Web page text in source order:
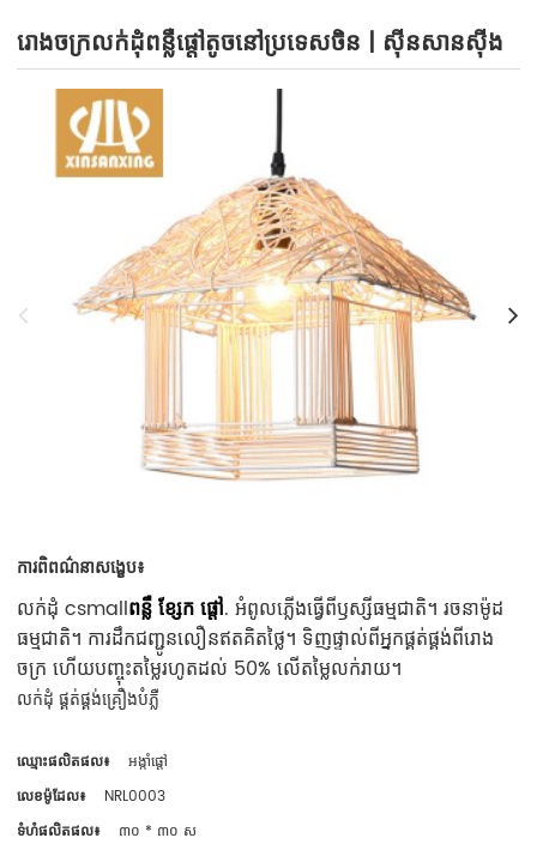
រោង​ចក្រ​លក់​ដុំ​ពន្លឺ​ផ្តៅ​តូច​នៅ​ប្រទេស​ចិន | ស៊ីនសានស៊ីង
ការពិពណ៌នាសង្ខេប៖
លក់ដុំ csmallពន្លឺ ខ្សែក ផ្តៅ. អំពូលភ្លើងធ្វើពីឫស្សីធម្មជាតិ។ រចនាម៉ូដ
ធម្មជាតិ។ ការដឹកជញ្ជូនលឿនឥតគិតថ្លៃ។ ទិញផ្ទាល់ពីអ្នកផ្គត់ផ្គង់ពីរោង
ចក្រ ហើយបញ្ចុះតម្លៃរហូតដល់ 50% លើតម្លៃលក់រាយ។
លក់ដុំ ផ្គត់ផ្គង់គ្រឿងបំភ្លឺ
ឈ្មោះផលិតផល៖
អង្កាំផ្តៅ
លេខ​ម៉ូដែល៖
NRL0003
ទំហំផលិតផល៖
៣០ * ៣០ ស